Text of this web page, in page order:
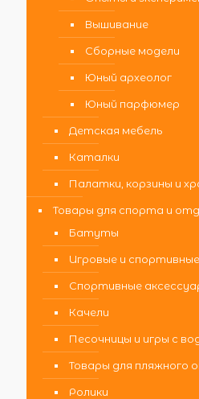
Вышивание
Сборные модели
Юный археолог
Юный парфюмер
Детская мебель
Каталки
Палатки, корзины и
Товары для спорта и
Батуты
Игровые и
Спортивные
Качели
Песочницы и игры с
Товары для пляжного
Ролики